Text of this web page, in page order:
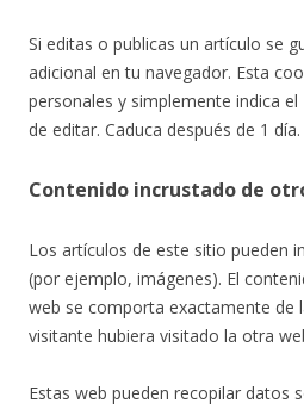
Si editas o publicas un artículo se
adicional en tu navegador. Esta
personales y simplemente indica
de editar. Caduca después de 1 día.
Contenido incrustado de
Los artículos de este sitio pueden
(por ejemplo, imágenes). El
web se comporta exactamente de
visitante hubiera visitado la otra
Estas web pueden recopilar datos